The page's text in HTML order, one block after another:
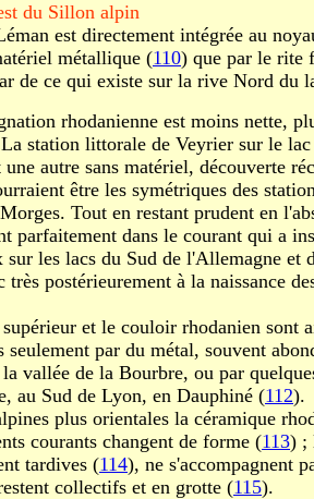
du Sillon alpin
est directement intégrée au
métallique (110) que par le rite
de ce qui existe sur la rive Nord du
rhodanienne est moins nette,
station littorale de Veyrier sur le
autre sans matériel, découverte
être les symétriques des
Tout en restant prudent en
parfaitement dans le courant qui a
les lacs du Sud de l'Allemagne et
postérieurement à la naissance
et le couloir rhodanien sont
seulement par du métal, souvent
vallée de la Bourbre, ou par
au Sud de Lyon, en Dauphiné (112).
plus orientales la céramique
courants changent de forme (113) ;
tardives (114), ne s'accompagnent
collectifs et en grotte (115).